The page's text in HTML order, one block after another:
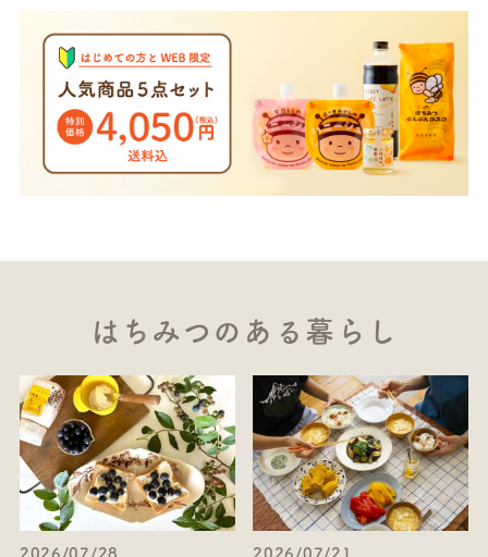
はちみつのある暮らし
2026/07/28 2026/07/21